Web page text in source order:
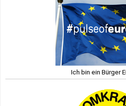
Ich bin ein Bürger